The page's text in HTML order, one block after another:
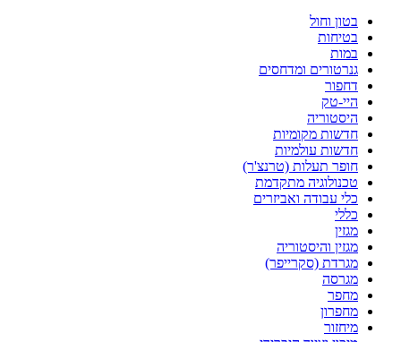
בטון וחול
בטיחות
במות
גנרטורים ומדחסים
דחפור
היי-טק
היסטוריה
חדשות מקומיות
חדשות עולמיות
חופר תעלות (טרנצ'ר)
טכנולוגיה מתקדמת
כלי עבודה ואביזרים
כללי
מגזין
מגזין והיסטוריה
מגרדת (סקרייפר)
מגרסה
מחפר
מחפרון
מיחזור